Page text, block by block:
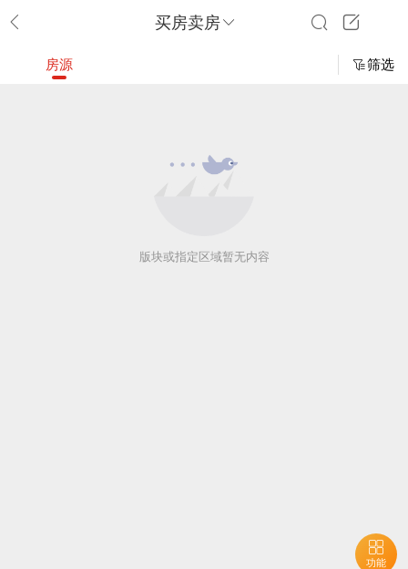
买房卖房
功能
房源 筛选
版块或指定区域暂无内容